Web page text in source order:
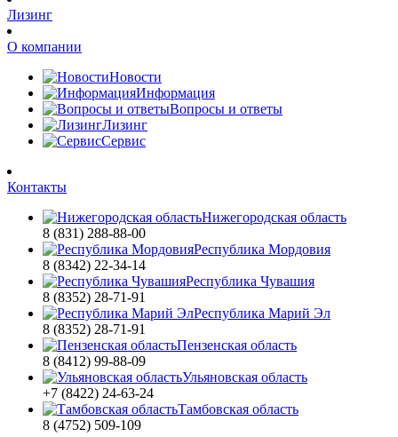
Лизинг
О компании
Новости
Информация
Вопросы и ответы
Лизинг
Сервис
Контакты
Нижегородская область
8 (831) 288-88-00
Республика Мордовия
8 (8342) 22-34-14
Республика Чувашия
8 (8352) 28-71-91
Республика Марий Эл
8 (8352) 28-71-91
Пензенская область
8 (8412) 99-88-09
Ульяновская область
+7 (8422) 24-63-24
Тамбовская область
8 (4752) 509-109